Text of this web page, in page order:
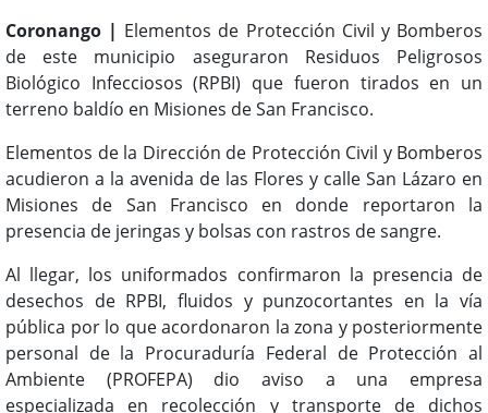
Coronango | Elementos de Protección Civil y Bomberos
de este municipio aseguraron Residuos Peligrosos
Biológico Infecciosos (RPBI) que fueron tirados en un
terreno baldío en Misiones de San Francisco.
Elementos de la Dirección de Protección Civil y Bomberos
acudieron a la avenida de las Flores y calle San Lázaro en
Misiones de San Francisco en donde reportaron la
presencia de jeringas y bolsas con rastros de sangre.
Al llegar, los uniformados confirmaron la presencia de
desechos de RPBI, fluidos y punzocortantes en la vía
pública por lo que acordonaron la zona y posteriormente
personal de la Procuraduría Federal de Protección al
Ambiente (PROFEPA) dio aviso a una empresa
especializada en recolección y transporte de dichos